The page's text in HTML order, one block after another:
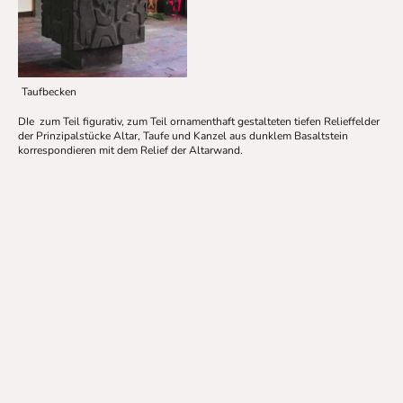
Taufbecken
DIe zum Teil figurativ, zum Teil ornamenthaft gestalteten tiefen Relieffelder
der Prinzipalstücke Altar, Taufe und Kanzel aus dunklem Basaltstein
korrespondieren mit dem Relief der Altarwand.